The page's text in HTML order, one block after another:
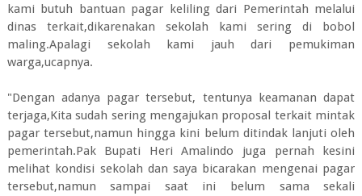
kami butuh bantuan pagar keliling dari Pemerintah melalui
dinas terkait,dikarenakan sekolah kami sering di bobol
maling.Apalagi sekolah kami jauh dari pemukiman
warga,ucapnya.
"Dengan adanya pagar tersebut, tentunya keamanan dapat
terjaga,Kita sudah sering mengajukan proposal terkait mintak
pagar tersebut,namun hingga kini belum ditindak lanjuti oleh
pemerintah.Pak Bupati Heri Amalindo juga pernah kesini
melihat kondisi sekolah dan saya bicarakan mengenai pagar
tersebut,namun sampai saat ini belum sama sekali